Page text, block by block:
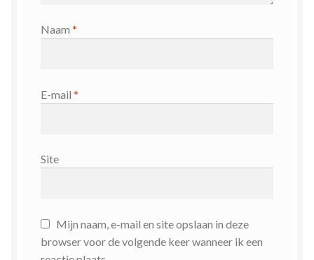
Naam *
E-mail *
Site
Mijn naam, e-mail en site opslaan in deze
browser voor de volgende keer wanneer ik een